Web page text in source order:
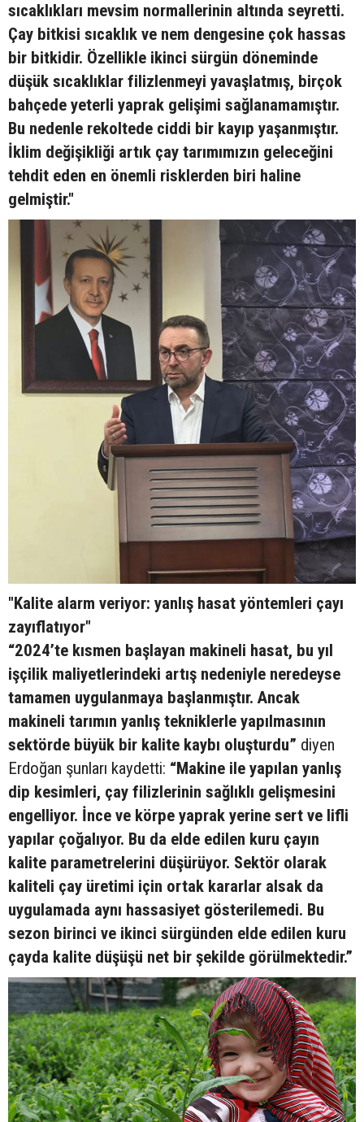
sıcaklıkları mevsim normallerinin altında seyretti.
Çay bitkisi sıcaklık ve nem dengesine çok hassas
bir bitkidir. Özellikle ikinci sürgün döneminde
düşük sıcaklıklar filizlenmeyi yavaşlatmış, birçok
bahçede yeterli yaprak gelişimi sağlanamamıştır.
Bu nedenle rekoltede ciddi bir kayıp yaşanmıştır.
İklim değişikliği artık çay tarımımızın geleceğini
tehdit eden en önemli risklerden biri haline
gelmiştir."
"Kalite alarm veriyor: yanlış hasat yöntemleri çayı
zayıflatıyor"
“2024’te kısmen başlayan makineli hasat, bu yıl
işçilik maliyetlerindeki artış nedeniyle neredeyse
tamamen uygulanmaya başlanmıştır. Ancak
makineli tarımın yanlış tekniklerle yapılmasının
sektörde büyük bir kalite kaybı oluşturdu” diyen
Erdoğan şunları kaydetti: “Makine ile yapılan yanlış
dip kesimleri, çay filizlerinin sağlıklı gelişmesini
engelliyor. İnce ve körpe yaprak yerine sert ve lifli
yapılar çoğalıyor. Bu da elde edilen kuru çayın
kalite parametrelerini düşürüyor. Sektör olarak
kaliteli çay üretimi için ortak kararlar alsak da
uygulamada aynı hassasiyet gösterilemedi. Bu
sezon birinci ve ikinci sürgünden elde edilen kuru
çayda kalite düşüşü net bir şekilde görülmektedir.”